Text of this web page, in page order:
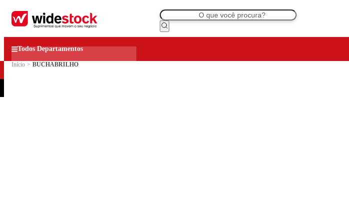
Todos Departamentos
Início > BUCHABRILHO